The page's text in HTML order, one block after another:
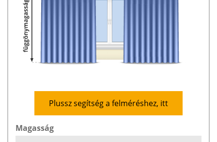
Plussz segítség a felméréshez, itt
Magasság